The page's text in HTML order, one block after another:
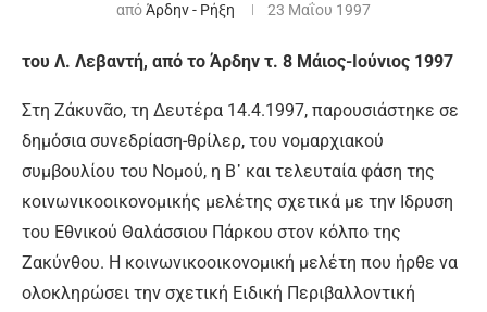
απόΆρδην - Ρήξη 23 Μαΐου 1997
του Λ. Λεβαντή, από το Άρδην τ. 8 Μάιος-Ιούνιος 1997
Στη Ζάκυνᾶο, τη Δευτέρα 14.4.1997, παρουσιάστηκε σε
δημόσια συνεδρίαση-θρίλερ, του νομαρχιακού
συµβουλίου του Νομού, η Β᾽ και τελευταία φάση της
κοινωνικοοικονοµικής μελέτης σχετικά µε την Ιδρυση
του Εθνικού Θαλάσσιου Πάρκου στον κόλπο της
Ζακύνθου. Η κοινωνικοοικονοµική µελέτη που ἠρθε να
ολοκληρώσει την σχετική Ειδική Περιβαλλοντική